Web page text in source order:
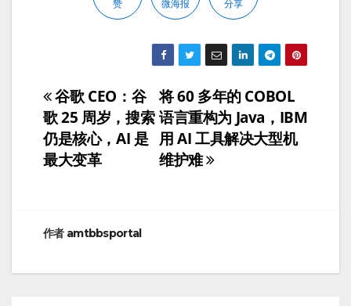
赞 微海报 分享
文
章
导
将 60 多年的 COBOL
语言重构为 Java，IBM
用 AI 工具解决大型机
维护难
谷歌 CEO：谷
歌 25 周岁，搜索
仍是核心，AI 是
最大变革
作者 amtbbsportal